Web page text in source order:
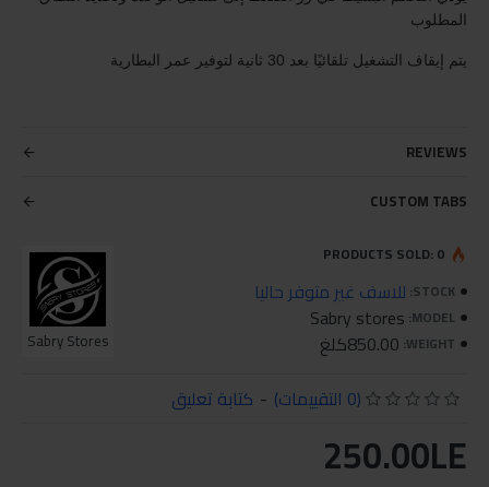
المطلوب
يتم إيقاف التشغيل تلقائيًا بعد 30 ثانية لتوفير عمر البطارية
REVIEWS
CUSTOM TABS
STOCK: للاسف غير متوفر حاليا
MODEL:
Sabry stores
WEIGHT: 850.00كلغ Sabry Stores
PRODUCTS SOLD: 0
(0 التقييمات) - كتابة تعليق
250.00LE